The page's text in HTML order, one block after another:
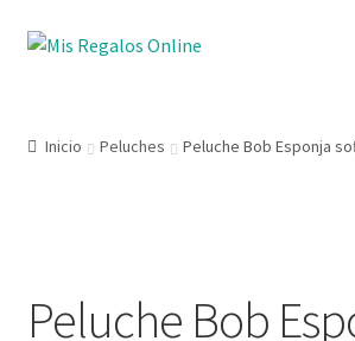
Ir
Ir
Ofertas
Inicio Peluches Peluche Bob Esponja
Peluche Bob